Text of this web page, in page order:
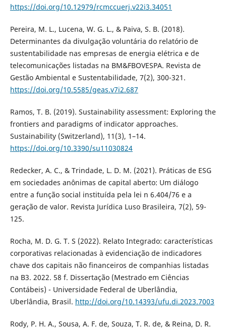
https://doi.org/10.12979/rcmccuerj.v22i3.34051
Pereira, M. L., Lucena, W. G. L., & Paiva, S. B. (2018).
Determinantes da divulgação voluntária do relatório de
sustentabilidade nas empresas de energia elétrica e de
telecomunicações listadas na BM&FBOVESPA. Revista de
Gestão Ambiental e Sustentabilidade, 7(2), 300-321.
https://doi.org/10.5585/geas.v7i2.687
Ramos, T. B. (2019). Sustainability assessment: Exploring the
frontiers and paradigms of indicator approaches.
Sustainability (Switzerland), 11(3), 1–14.
https://doi.org/10.3390/su11030824
Redecker, A. C., & Trindade, L. D. M. (2021). Práticas de ESG
em sociedades anônimas de capital aberto: Um diálogo
entre a função social instituída pela lei n 6.404/76 e a
geração de valor. Revista Jurídica Luso Brasileira, 7(2), 59-
125.
Rocha, M. D. G. T. S (2022). Relato Integrado: características
corporativas relacionadas à evidenciação de indicadores
chave dos capitais não financeiros de companhias listadas
na B3. 2022. 58 f. Dissertação (Mestrado em Ciências
Contábeis) - Universidade Federal de Uberlândia,
Uberlândia, Brasil. http://doi.org/10.14393/ufu.di.2023.7003
Rody, P. H. A., Sousa, A. F. de, Souza, T. R. de, & Reina, D. R.